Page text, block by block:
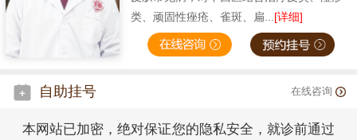
类、顽固性痤疮、雀斑、扁...[详细]
自助挂号 在线咨询
本网站已加密，绝对保证您的隐私安全，就诊前通过